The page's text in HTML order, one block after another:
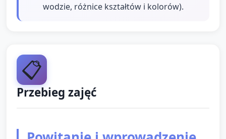
wodzie, różnice kształtów i kolorów).
📋
Przebieg zajęć